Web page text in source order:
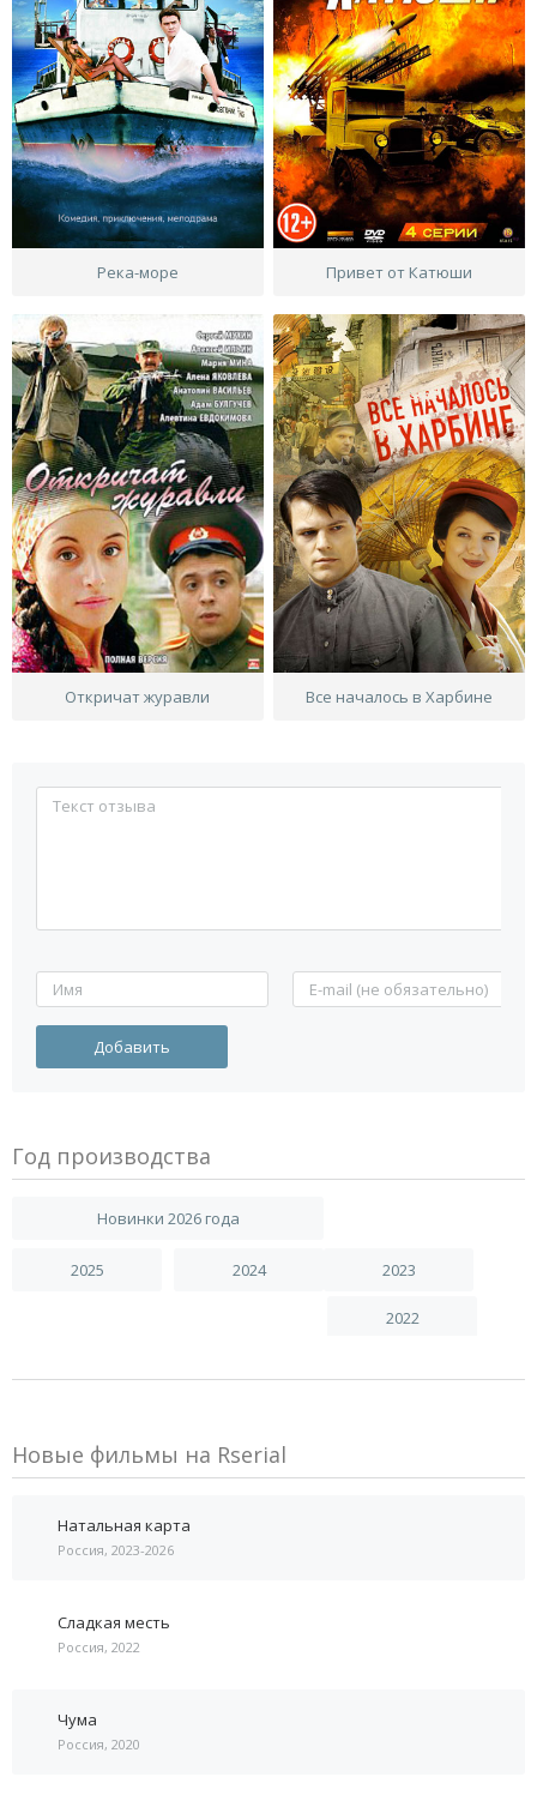
Река-море Привет от Катюши
Откричат журавли Все началось в Харбине
Год производства
Новинки 2026 года
2025 2024 2023
2022
Новые фильмы на Rserial
Натальная карта
Россия, 2023-2026
Сладкая месть
Россия, 2022
Чума
Россия, 2020